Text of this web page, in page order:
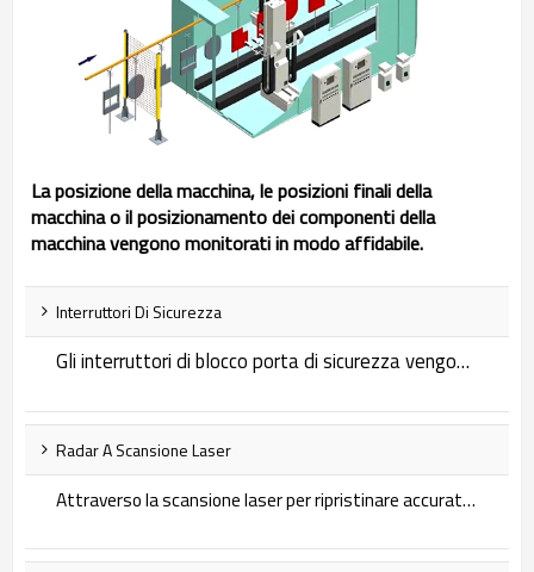
La posizione della macchina, le posizioni finali della
macchina o il posizionamento dei componenti della
macchina vengono monitorati in modo affidabile.
Interruttori Di Sicurezza
Gli interruttori di blocco porta di sicurezza vengono utilizzati in una varietà di applicazioni in cui è necessario limitare l'accesso o impedire l'attivazione accidentale. Sono un meccanismo che aumenta la sicurezza impedendo l'uso accidentale o non autorizzato di uno specifico macchinario, attrezzatura o sistema.
Radar A Scansione Laser
Attraverso la scansione laser per ripristinare accuratamente l'ambiente circostante, se un oggetto entra nell'area di avviso preimpostata, il lidar fornirà un segnale di avviso acustico e visivo all'operatore. Lidar è stato ampiamente utilizzato in molti campi, ad esempio per evitare ostacoli senza conducente, posizionamento e navigazione autonomi di robot di servizio, navigazione e evitamento ostacoli AGV, protezione della sicurezza operativa dell'area di fabbrica, monitoraggio intelligente della sicurezza e rilevamento intelligente dei veicoli di trasporto.